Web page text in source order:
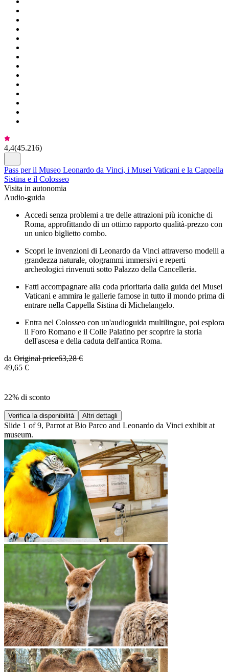
4,4(45.216)
Pass per il Museo Leonardo da Vinci, i Musei Vaticani e la Cappella
Sistina e il Colosseo
Visita in autonomia
Audio-guida
Accedi senza problemi a tre delle attrazioni più iconiche di
Roma, approfittando di un ottimo rapporto qualità-prezzo con
un unico biglietto combo.
Scopri le invenzioni di Leonardo da Vinci attraverso modelli a
grandezza naturale, ologrammi immersivi e reperti
archeologici rinvenuti sotto Palazzo della Cancelleria.
Fatti accompagnare alla coda prioritaria dalla guida dei Musei
Vaticani e ammira le gallerie famose in tutto il mondo prima di
entrare nella Cappella Sistina di Michelangelo.
Entra nel Colosseo con un'audioguida multilingue, poi esplora
il Foro Romano e il Colle Palatino per scoprire la storia
dell'ascesa e della caduta dell'antica Roma.
da Original price63,28 €
49,65 €
22% di sconto
Verifica la disponibilità Altri dettagli
Slide 1 of 9, Parrot at Bio Parco and Leonardo da Vinci exhibit at
museum.